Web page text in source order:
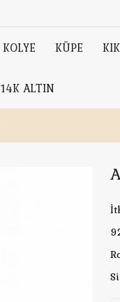
KOLYE KÜPE
14K ALTIN